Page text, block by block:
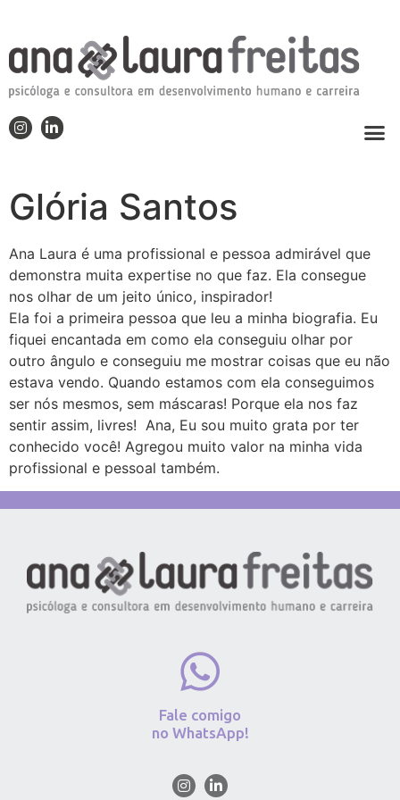
Glória Santos
Ana Laura é uma profissional e pessoa admirável que
demonstra muita expertise no que faz. Ela consegue
nos olhar de um jeito único, inspirador!
Ela foi a primeira pessoa que leu a minha biografia. Eu
fiquei encantada em como ela conseguiu olhar por
outro ângulo e conseguiu me mostrar coisas que eu não
estava vendo. Quando estamos com ela conseguimos
ser nós mesmos, sem máscaras! Porque ela nos faz
sentir assim, livres! Ana, Eu sou muito grata por ter
conhecido você! Agregou muito valor na minha vida
profissional e pessoal também.
Fale comigo
no WhatsApp!